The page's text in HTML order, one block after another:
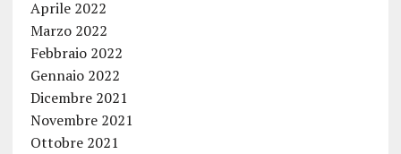
Aprile 2022
Marzo 2022
Febbraio 2022
Gennaio 2022
Dicembre 2021
Novembre 2021
Ottobre 2021